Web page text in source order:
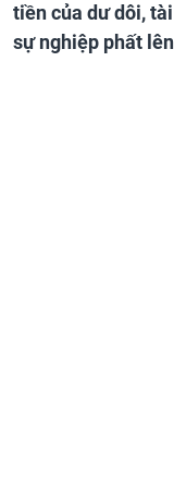
tiền của dư dôi,
sự nghiệp phất